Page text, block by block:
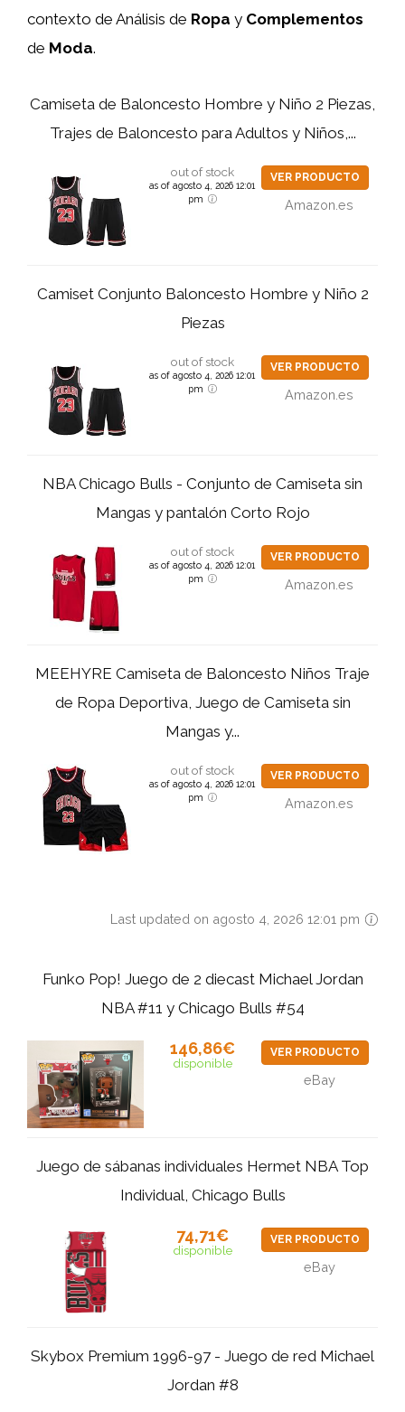
contexto de Análisis de Ropa y Complementos
de Moda.
Camiseta de Baloncesto Hombre y Niño 2 Piezas,
Trajes de Baloncesto para Adultos y Niños,...
out of stock
as of agosto 4, 2026 12:01
pm
VER PRODUCTO
Amazon.es
Camiset Conjunto Baloncesto Hombre y Niño 2
Piezas
out of stock
as of agosto 4, 2026 12:01
pm
VER PRODUCTO
Amazon.es
NBA Chicago Bulls - Conjunto de Camiseta sin
Mangas y pantalón Corto Rojo
out of stock
as of agosto 4, 2026 12:01
pm
VER PRODUCTO
Amazon.es
MEEHYRE Camiseta de Baloncesto Niños Traje
de Ropa Deportiva, Juego de Camiseta sin
Mangas y...
out of stock
as of agosto 4, 2026 12:01
pm
VER PRODUCTO
Amazon.es
Last updated on agosto 4, 2026 12:01 pm
Funko Pop! Juego de 2 diecast Michael Jordan
NBA #11 y Chicago Bulls #54
146,86€
disponible
VER PRODUCTO
eBay
Juego de sábanas individuales Hermet NBA Top
Individual, Chicago Bulls
74,71€
disponible
VER PRODUCTO
eBay
Skybox Premium 1996-97 - Juego de red Michael
Jordan #8